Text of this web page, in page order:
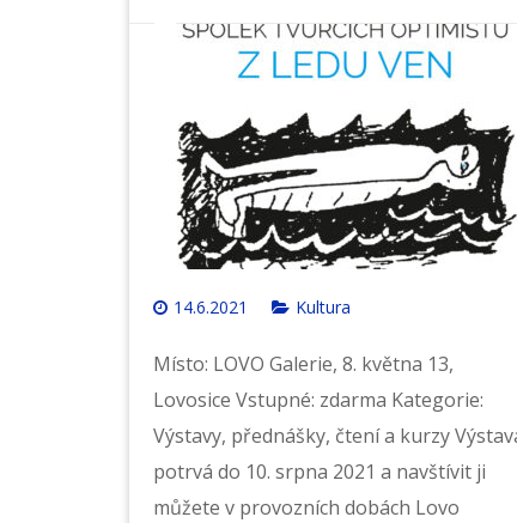
14.6.2021 Kultura
Místo: LOVO Galerie, 8. května 13,
Lovosice Vstupné: zdarma Kategorie:
Výstavy, přednášky, čtení a kurzy
potrvá do 10. srpna 2021 a navštívit ji
můžete v provozních dobách Lovo